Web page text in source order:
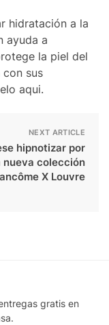
hidratación a la
ayuda a
la piel del
sus
aqui.
NEXT ARTICLE
hipnotizar por
nueva colección
X Louvre
gratis en